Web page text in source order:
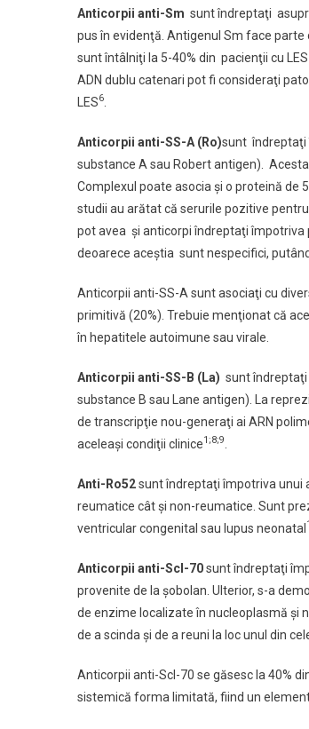
Anticorpii anti-Sm sunt îndreptaţi
pus în evidenţă. Antigenul Sm face parte
sunt întâlniţi la 5-40% din pacienţii cu
ADN dublu catenari pot fi consideraţi
LES6
Anticorpii anti-SS-A (Ro)sunt îndreptaţi
substance A sau Robert antigen). Acesta
Complexul poate asocia şi o proteină de
studii au arătat că serurile pozitive
pot avea şi anticorpi îndreptaţi împotriva
deoarece aceştia sunt nespecifici,
Anticorpii anti-SS-A sunt asociaţi cu
primitivă (20%). Trebuie menţionat că
în hepatitele autoimune sau virale.
Anticorpii anti-SS-B (La) sunt îndreptaţi
substance B sau Lane antigen). La
de transcripţie nou-generaţi ai ARN
aceleaşi condiţii clinice1;8;9
Anti-Ro52sunt îndreptaţi împotriva unui
reumatice cât şi non-reumatice. Sunt
ventricular congenital sau lupus neonatal 1
Anticorpii anti-Scl-70sunt îndreptaţi
provenite de la şobolan. Ulterior, s-a
de enzime localizate în nucleoplasmă şi
de a scinda şi de a reuni la loc unul din
Anticorpii anti-Scl-70 se găsesc la 40%
sistemică forma limitată, fiind un